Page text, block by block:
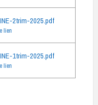
2trim-2025.pdf
lien
1trim-2025.pdf
lien